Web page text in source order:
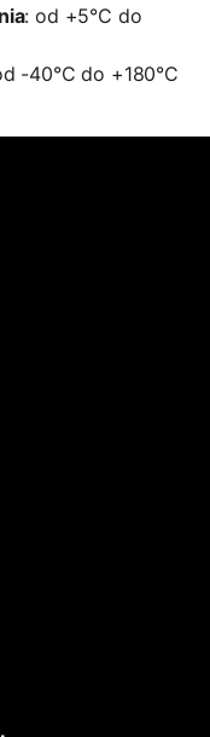
: od +5°C do
-40°C do +180°C